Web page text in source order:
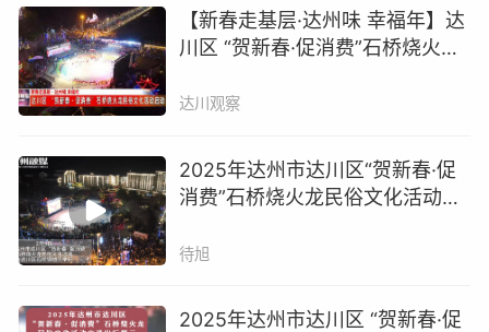
游客 唐鑫：专程带孩子来看的，让她现场感受我们非遗文
【新春走基层·达州味 幸福年】达
川区 “贺新春·促消费”石桥烧火龙
达川观察
2025年达州市达川区“贺新春·促
消费”石桥烧火龙民俗文化活动启
待旭
2025年达州市达川区 “贺新春·促